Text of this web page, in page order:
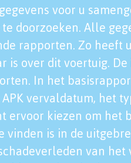
voor u
doorzoeken. Alle
rapporten. Zo heeft
is over dit voertuig.
In het
vervaldatum, het
ervoor kiezen om het
is in de
van het